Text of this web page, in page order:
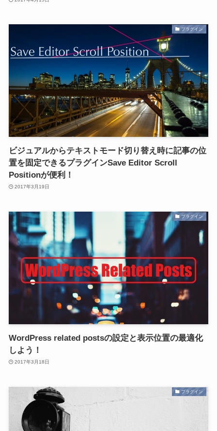
プラグイン
ビジュアルからテキストモード切り替え時に記事の位
置を固定できるプラグインSave Editor Scroll
Positionが便利！
2017年3月19日
プラグイン
WordPress related postsの設定と表示位置の最適化
しよう！
2017年3月18日
プラグイン